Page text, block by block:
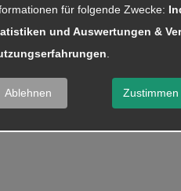
für folgende Zwecke:
und Auswertungen &
Ablehnen Zustimmen